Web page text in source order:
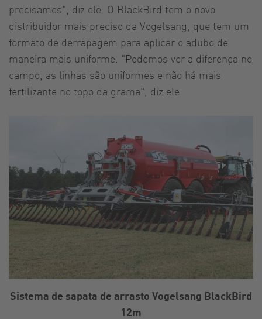
precisamos", diz ele. O BlackBird tem o novo
distribuidor mais preciso da Vogelsang, que tem um
formato de derrapagem para aplicar o adubo de
maneira mais uniforme. "Podemos ver a diferença no
campo, as linhas são uniformes e não há mais
fertilizante no topo da grama", diz ele.
Sistema de sapata de arrasto Vogelsang BlackBird
12m